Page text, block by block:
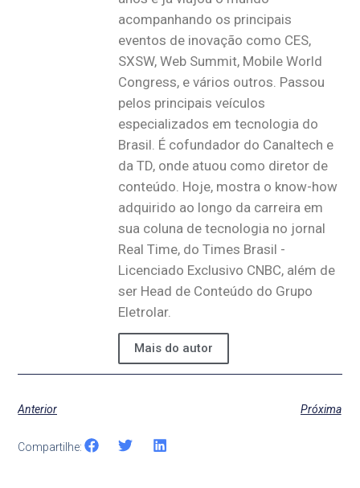
acompanhando os principais
eventos de inovação como CES,
SXSW, Web Summit, Mobile World
Congress, e vários outros. Passou
pelos principais veículos
especializados em tecnologia do
Brasil. É cofundador do Canaltech e
da TD, onde atuou como diretor de
conteúdo. Hoje, mostra o know-how
adquirido ao longo da carreira em
sua coluna de tecnologia no jornal
Real Time, do Times Brasil -
Licenciado Exclusivo CNBC, além de
ser Head de Conteúdo do Grupo
Eletrolar.
Mais do autor
Anterior Próxima
Compartilhe: